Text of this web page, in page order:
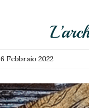
6 Febbraio 2022